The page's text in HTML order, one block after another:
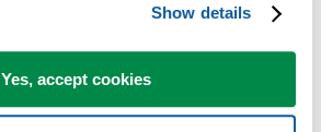
Show details
Yes, accept cookies